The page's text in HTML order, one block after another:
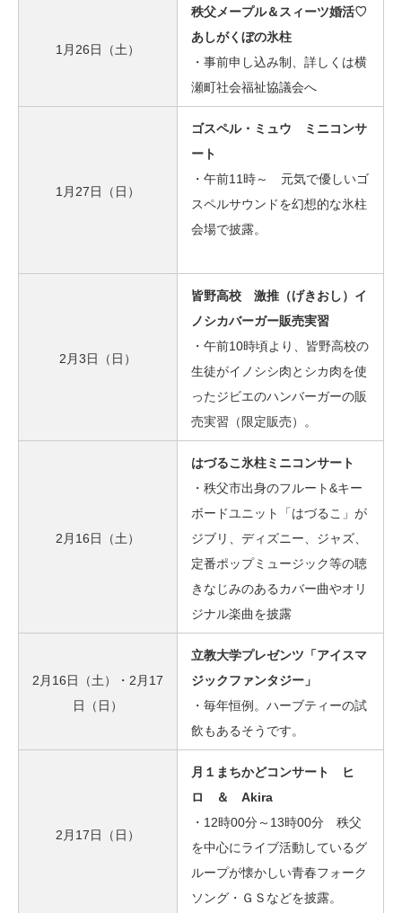
1月26日（土）
秩父メープル＆スィーツ婚活♡
あしがくぼの氷柱
・事前申し込み制、詳しくは横
瀬町社会福祉協議会へ
1月27日（日）
ゴスペル・ミュウ ミニコンサ
ート
・午前11時～ 元気で優しいゴ
スペルサウンドを幻想的な氷柱
会場で披露。
2月3日（日）
皆野高校 激推（げきおし）イ
ノシカバーガー販売実習
・午前10時頃より、皆野高校の
生徒がイノシシ肉とシカ肉を使
ったジビエのハンバーガーの販
売実習（限定販売）。
2月16日（土）
はづるこ氷柱ミニコンサート
・秩父市出身のフルート&キー
ボードユニット「はづるこ」が
ジブリ、ディズニー、ジャズ、
定番ポップミュージック等の聴
きなじみのあるカバー曲やオリ
ジナル楽曲を披露
2月16日（土）・2月17
日（日）
立教大学プレゼンツ「アイスマ
ジックファンタジー 」
・毎年恒例。ハーブティーの試
飲もあるそうです。
2月17日（日）
月１まちかどコンサート ヒ
ロ ＆ Akira
・12時00分～13時00分 秩父
を中心にライブ活動しているグ
ループが懐かしい青春フォーク
ソング・ＧＳなどを披露。